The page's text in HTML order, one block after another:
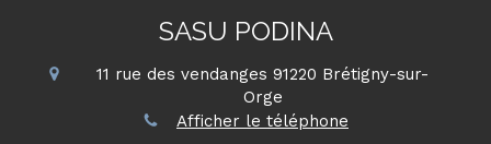
SASU PODINA
11 rue des vendanges 91220 Brétigny-sur-
Orge
Afficher le téléphone